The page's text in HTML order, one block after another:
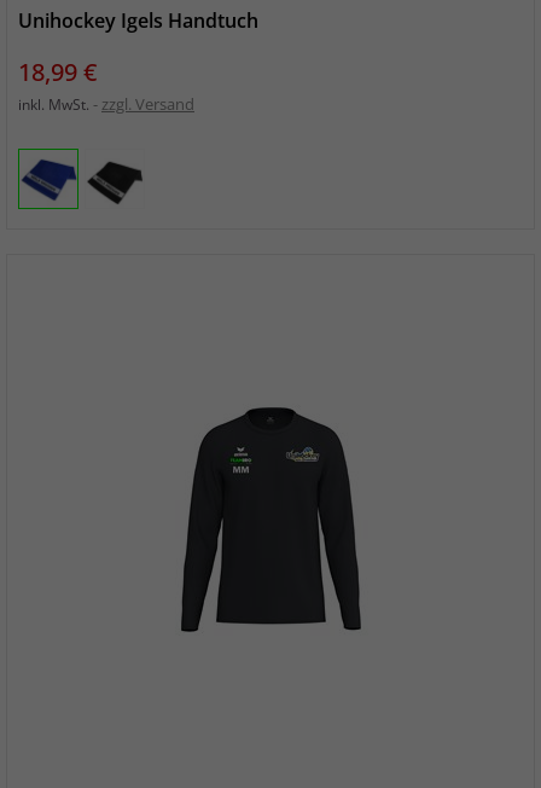
Unihockey Igels Handtuch
Preis
18,99 €
inkl. MwSt. zzgl. Versand